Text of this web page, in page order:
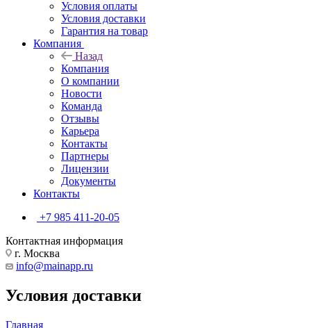
Условия оплаты
Условия доставки
Гарантия на товар
Компания
Назад
Компания
О компании
Новости
Команда
Отзывы
Карьера
Контакты
Партнеры
Лицензии
Документы
Контакты
+7 985 411-20-05
Контактная информация
г. Москва
info@mainapp.ru
Условия доставки
Главная